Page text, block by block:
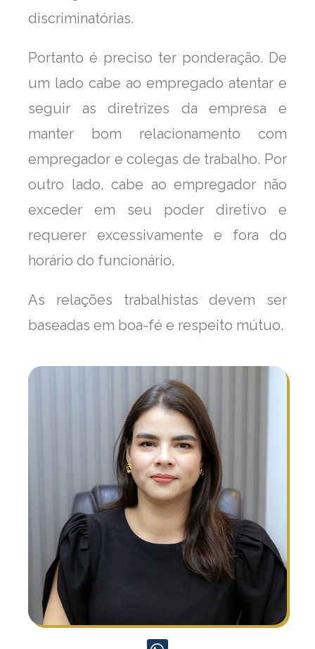
discriminatórias.
Portanto é preciso ter ponderação. De
um lado cabe ao empregado atentar e
seguir as diretrizes da empresa e
manter bom relacionamento com
empregador e colegas de trabalho. Por
outro lado, cabe ao empregador não
exceder em seu poder diretivo e
requerer excessivamente e fora do
horário do funcionário.
As relações trabalhistas devem ser
baseadas em boa-fé e respeito mútuo.